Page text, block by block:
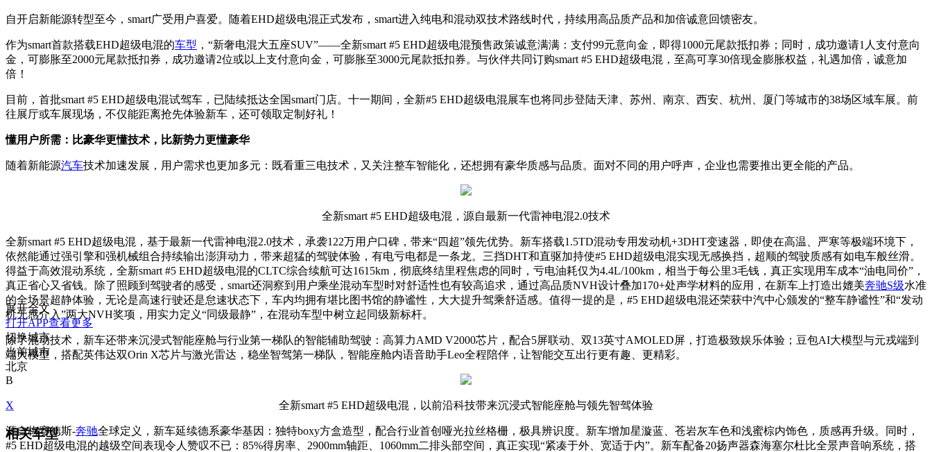
自开启新能源转型至今，smart广受用户喜爱。随着EHD超级电混正式发布，smart进入纯电和混动双技术路线时代，持续用高品质产品和加倍诚意回馈密友。
作为smart首款搭载EHD超级电混的车型 ，“新奢电混大五座SUV”——全新smart #5 EHD超级电混预售政策诚意满满：支付99元意向金，即得1000元尾款抵扣券；同时，成功邀请1人支付意向
金，可膨胀至2000元尾款抵扣券，成功邀请2位或以上支付意向金，可膨胀至3000元尾款抵扣券。与伙伴共同订购smart #5 EHD超级电混，至高可享30倍现金膨胀权益，礼遇加倍，诚意加
倍！
目前，首批smart #5 EHD超级电混试驾车，已陆续抵达全国smart门店。十一期间，全新#5 EHD超级电混展车也将同步登陆天津、苏州、南京、西安、杭州、厦门等城市的38场区域车展。前
往展厅或车展现场，不仅能距离抢先体验新车，还可领取定制好礼！
懂用户所需：比豪华更懂技术，比新势力更懂豪华
随着新能源汽车技术加速发展，用户需求也更加多元：既看重三电技术，又关注整车智能化，还想拥有豪华质感与品质。面对不同的用户呼声，企业也需要推出更全能的产品。
全新smart #5 EHD超级电混，源自最新一代雷神电混2.0技术
全新smart #5 EHD超级电混，基于最新一代雷神电混2.0技术，承袭122万用户口碑，带来“四超”领先优势。新车搭载1.5TD混动专用发动机+3DHT变速器，即使在高温、严寒等极端环境下，
依然能通过强引擎和强机械组合持续输出澎湃动力，带来超猛的驾驶体验，有电亏电都是一条龙。三挡DHT和直驱加持使#5 EHD超级电混实现无感换挡，超顺的驾驶质感有如电车般丝滑。
得益于高效混动系统，全新smart #5 EHD超级电混的CLTC综合续航可达1615km，彻底终结里程焦虑的同时，亏电油耗仅为4.4L/100km，相当于每公里3毛钱，真正实现用车成本“油电同价”，
真正省心又省钱。除了照顾到驾驶者的感受，smart还洞察到用户乘坐混动车型时对舒适性也有较高追求，通过高品质NVH设计叠加170+处声学材料的应用，在新车上打造出媲美奔驰S级水准
的全场景超静体验，无论是高速行驶还是怠速状态下，车内均拥有堪比图书馆的静谧性，大大提升驾乘舒适感。值得一提的是，#5 EHD超级电混还荣获中汽中心颁发的“整车静谧性”和“发动
机无感介入”两大NVH奖项，用实力定义“同级最静”，在混动车型中树立起同级新标杆。
除了混动技术，新车还带来沉浸式智能座舱与行业第一梯队的智能辅助驾驶：高算力AMD V2000芯片，配合5屏联动、双13英寸AMOLED屏，打造极致娱乐体验；豆包AI大模型与元戎端到
端大模型，搭配英伟达双Orin X芯片与激光雷达，稳坐智驾第一梯队，智能座舱内语音助手Leo全程陪伴，让智能交互出行更有趣、更精彩。
全新smart #5 EHD超级电混，以前沿科技带来沉浸式智能座舱与领先智驾体验
源自梅赛德斯-奔驰全球定义，新车延续德系豪华基因：独特boxy方盒造型，配合行业首创哑光拉丝格栅，极具辨识度。新车增加星漩蓝、苍岩灰车色和浅蜜棕内饰色，质感再升级。同时，
#5 EHD超级电混的越级空间表现令人赞叹不已：85%得房率、2900mm轴距、1060mm二排头部空间，真正实现“紧凑于外、宽适于内”。新车配备20扬声器森海塞尔杜比全景声音响系统，搭
展开全文
打开APP查看更多
切换城市
当前城市
北京
B
X
相关车型